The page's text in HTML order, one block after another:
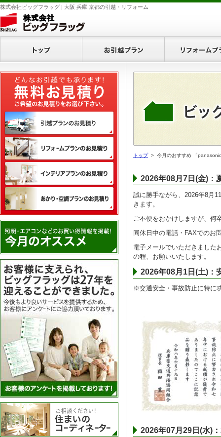
株式会社ビッグフラッグ | 大阪 兵庫 京都の引越・リフォーム
トップ> 今月のおすすめ 「panasonic
2026年08月7日(金)：
誠に勝手ながら、2026年8月
きます。
ご不便をおかけしますが、何
同休日中の電話・FAXでのお
電子メールでいただきました
の程、お願いいたします。
2026年08月1日(土)：
※交通安全・事故防止に特に
2026年07月29日(水)
無料お見積り
引越プランのお見積り
あかり・空調プランのお見積
住まいのコーディネーター